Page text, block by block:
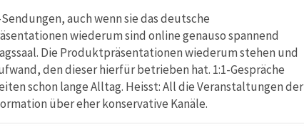
auch wenn sie das deutsche
wiederum sind online genauso spannend
Die Produktpräsentationen wiederum stehen und
den dieser hierfür betrieben hat. 1:1-Gespräche
schon lange Alltag. Heisst: All die Veranstaltungen der
über eher konservative Kanäle.